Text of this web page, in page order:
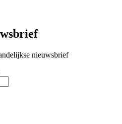
nieuwsbrief